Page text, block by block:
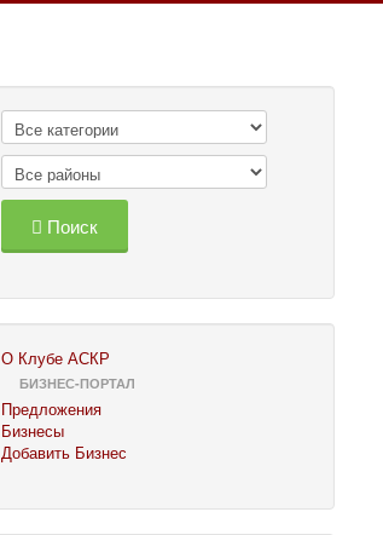
Поиск
О Клубе АСКР
БИЗНЕС-ПОРТАЛ
Предложения
Бизнесы
Добавить Бизнес